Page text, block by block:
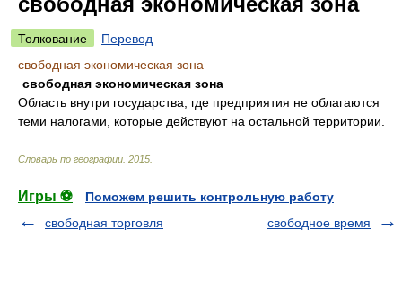
Толкование
Перевод
свободная экономическая зона
свободная экономическая зона
Область внутри государства, где предприятия не облагаются
теми налогами, которые действуют на остальной территории.
Словарь по географии 2015
Игры ⚽
Поможем решить контрольную работу
свободная торговля
свободное время